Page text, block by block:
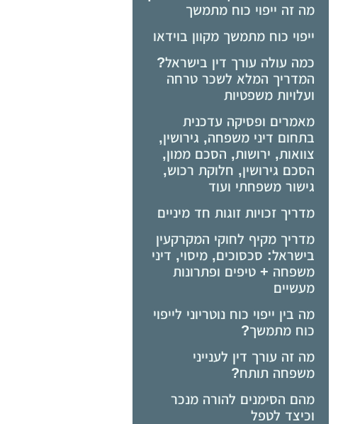
מה זה ייפוי כוח מתמשך
ייפוי כוח מתמשך מקוון בוידאו
כמה עולה עורך דין בישראל?
המדריך המלא לשכר טרחה
ועלויות משפטיות
מאמרים ופסיקה עדכנית
בתחום דיני משפחה, גירושין,
צוואות, ירושות, הסכם ממון,
הסכם גירושין, חלוקת רכוש,
גישור משפחתי ועוד
מדריך זכויות זוגות חד מיניים
מדריך מקיף לחוקי המקרקעין
בישראל: סכסוכים, מיסוי, דיני
משפחה + טיפים ופתרונות
מעשיים
מה בין ייפוי כוח נוטריוני לייפוי
כוח מתמשך?
מה זה עורך דין לענייני
משפחה תותח?
מהם הסימנים להורה מנכר
וכיצד לטפל